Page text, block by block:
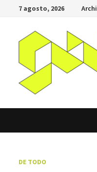
Saltar
contenido
7 agosto, 2026
DE TODO